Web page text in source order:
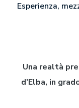
Esperienza,
Una realtà
d’Elba, in